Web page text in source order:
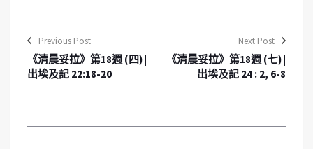
Previous Post
《清晨妥拉》第18週 (四) |
出埃及記 22:18-20
Next Post
《清晨妥拉》第18週 (七) |
出埃及記 24 : 2, 6-8